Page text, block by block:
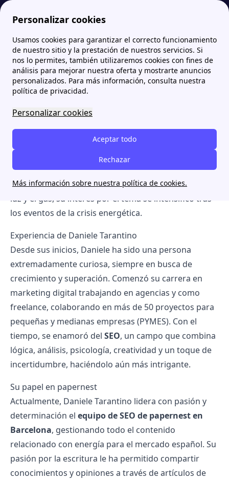
Personalizar cookies
Usamos cookies para garantizar el correcto funcionamiento
de nuestro sitio y la prestación de nuestros servicios. Si
nos lo permites, también utilizaremos cookies con fines de
análisis para mejorar nuestra oferta y mostrarte anuncios
personalizados. Para más información, consulta nuestra
política de privacidad.
Personalizar cookies
Aceptar todo
Rechazar
Más información sobre nuestra política de cookies.
Papernest.es El Equipo detrás del contenido de papernest Daniele Tarantino | Responsable del contenido y Experto en Energía
Daniele Tarantino |
Responsable del contenido
y Experto en Energía
El líder del equipo de contenidos de papernest
Daniele Tarantino, nacido en 1999, ha desarrollado
una sólida trayectoria en el mundo de laenergíay el
marketing digital. Especializado en el sector de la
luz y el gas, su interés por el tema se intensificó tras
los eventos de la crisis energética.
Experiencia de Daniele Tarantino
Desde sus inicios, Daniele ha sido una persona
extremadamente curiosa, siempre en busca de
crecimiento y superación. Comenzó su carrera en
marketing digital trabajando en agencias y como
freelance, colaborando en más de 50 proyectos para
pequeñas y medianas empresas (PYMES). Con el
tiempo, se enamoró del SEO, un campo que combina
lógica, análisis, psicología, creatividad y un toque de
incertidumbre, haciéndolo aún más intrigante.
Su papel en papernest
Actualmente, Daniele Tarantino lidera con pasión y
determinación el equipo de SEO de papernest en
Barcelona, gestionando todo el contenido
relacionado con energía para el mercado español. Su
pasión por la escritura le ha permitido compartir
conocimientos y opiniones a través de artículos de